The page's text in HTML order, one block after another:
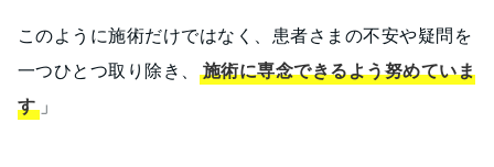
このように施術だけではなく、患者さまの不安や疑問を
一つひとつ取り除き、
施術に専念できるよう努めていま
す」